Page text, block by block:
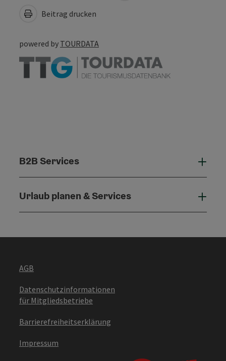
Beitrag drucken
powered by TOURDATA
B2B Services
Urlaub planen & Services
AGB
Datenschutzinformationen
für Mitgliedsbetriebe
Barrierefreiheitserklärung
Impressum